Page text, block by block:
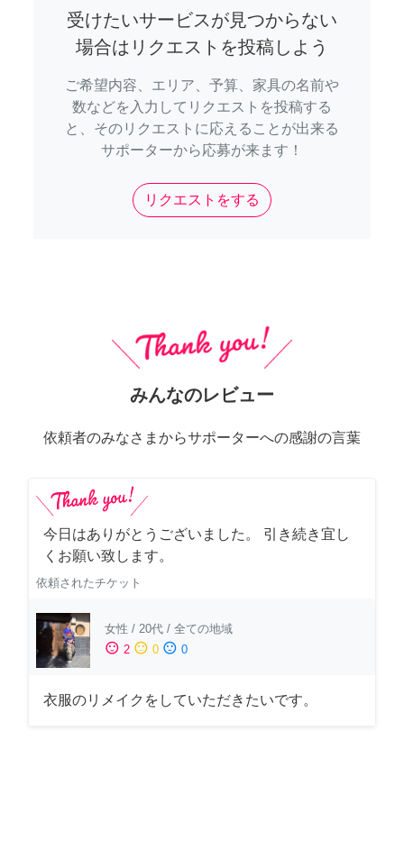
受けたいサービスが見つからない
場合はリクエストを投稿しよう
ご希望内容、エリア、予算、家具の名前や
数などを入力してリクエストを投稿する
と、そのリクエストに応えることが出来る
サポーターから応募が来ます！
リクエストをする
みんなのレビュー
依頼者のみなさまからサポーターへの感謝の言葉
今日はありがとうございました。 引き続き宜し
くお願い致します。
依頼されたチケット
女性 / 20代 / 全ての地域
sentiment_satisfied 2 sentiment_neutral 0 sentiment_dissatisfied 0
衣服のリメイクをしていただきたいです。